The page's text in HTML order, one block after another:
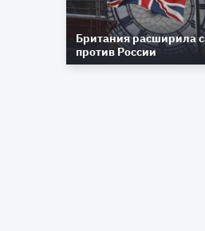
Британия расширила
против России